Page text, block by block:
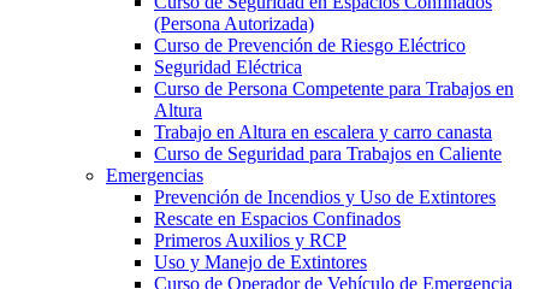
(Persona Autorizada)
Curso de Prevención de Riesgo Eléctrico
Seguridad Eléctrica
Curso de Persona Competente para Trabajos en
Altura
Trabajo en Altura en escalera y carro canasta
Curso de Seguridad para Trabajos en Caliente
Emergencias
Prevención de Incendios y Uso de Extintores
Rescate en Espacios Confinados
Primeros Auxilios y RCP
Uso y Manejo de Extintores
Curso de Operador de Vehículo de Emergencia